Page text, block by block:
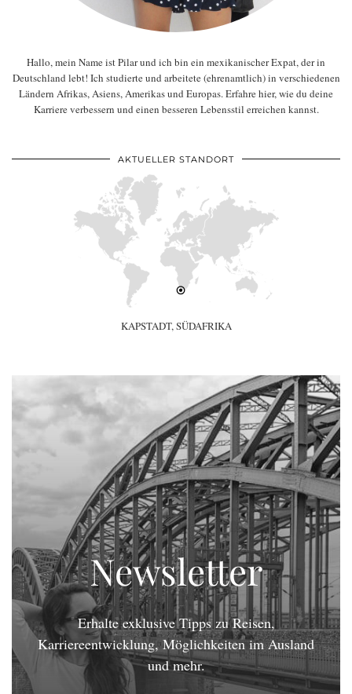
Hallo, mein Name ist Pilar und ich bin ein mexikanischer Expat, der in
Deutschland lebt! Ich studierte und arbeitete (ehrenamtlich) in verschiedenen
Ländern Afrikas, Asiens, Amerikas und Europas. Erfahre hier, wie du deine
Karriere verbessern und einen besseren Lebensstil erreichen kannst.
AKTUELLER STANDORT
KAPSTADT, SÜDAFRIKA
Newsletter
Erhalte exklusive Tipps zu Reisen,
Karriereentwicklung, Möglichkeiten im Ausland
und mehr.